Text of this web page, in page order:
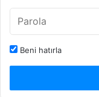
Beni hatırla